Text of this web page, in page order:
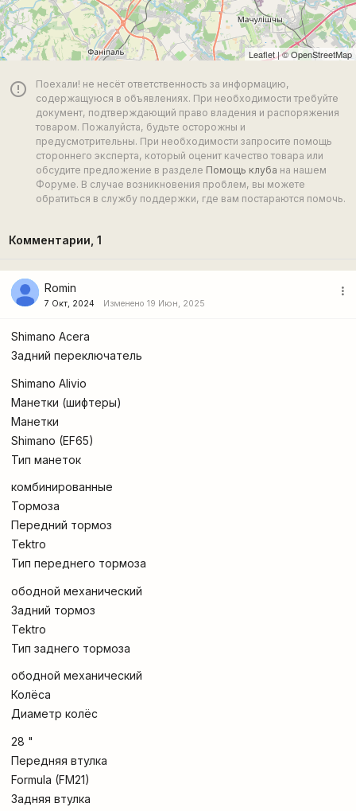
Leaflet| ©OpenStreetMap
error_outline
Поехали! не несёт ответственность за информацию,
содержащуюся в объявлениях. При необходимости требуйте
документ, подтверждающий право владения и распоряжения
товаром. Пожалуйста, будьте осторожны и
предусмотрительны. При необходимости запросите помощь
стороннего эксперта, который оценит качество товара или
обсудите предложение в разделе Помощь клуба на нашем
Форуме. В случае возникновения проблем, вы можете
обратиться в службу поддержки, где вам постараются помочь.
Комментарии, 1
Romin
7 Окт, 2024 Изменено 19 Июн, 2025
more_vert
Shimano Acera
Задний переключатель
Shimano Alivio
Манетки (шифтеры)
Манетки
Shimano (EF65)
Тип манеток
комбинированные
Тормоза
Передний тормоз
Tektro
Тип переднего тормоза
ободной механический
Задний тормоз
Tektro
Тип заднего тормоза
ободной механический
Колёса
Диаметр колёс
28 "
Передняя втулка
Formula (FM21)
Задняя втулка